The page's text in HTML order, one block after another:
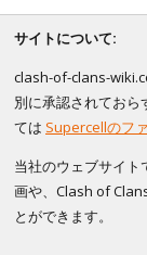
サイトについて:
clash-of-clans-
別に承認されてお
ては Supercellのフ
当社のウェブサイ
画や、Clash of
とができます。